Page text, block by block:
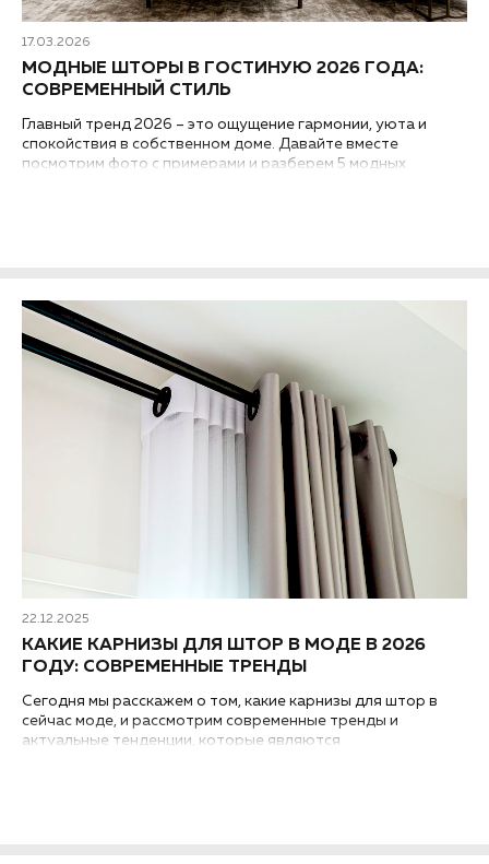
17.03.2026
МОДНЫЕ ШТОРЫ В ГОСТИНУЮ 2026 ГОДА:
СОВРЕМЕННЫЙ СТИЛЬ
Главный тренд 2026 – это ощущение гармонии, уюта и
спокойствия в собственном доме. Давайте вместе
посмотрим фото с примерами и разберем 5 модных
22.12.2025
КАКИЕ КАРНИЗЫ ДЛЯ ШТОР В МОДЕ В 2026
ГОДУ: СОВРЕМЕННЫЕ ТРЕНДЫ
Сегодня мы расскажем о том, какие карнизы для штор в
сейчас моде, и рассмотрим современные тренды и
актуальные тенденции, которые являются